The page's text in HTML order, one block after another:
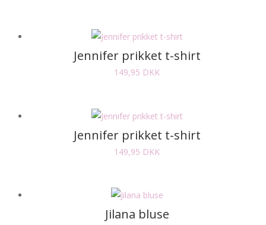
Jennifer prikket t-shirt
149,95 DKK
Jennifer prikket t-shirt
149,95 DKK
Jilana bluse